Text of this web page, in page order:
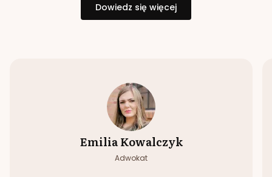
Dowiedz się więcej
Emilia Kowalczyk
Adwokat